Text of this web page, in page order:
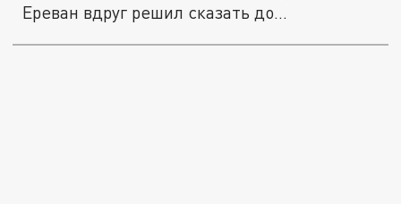
Ереван вдруг решил сказать до...